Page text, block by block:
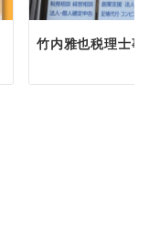
竹内雅也税理士事